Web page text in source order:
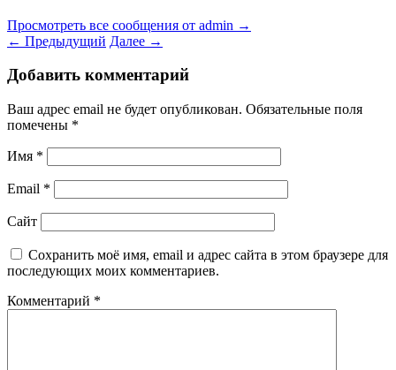
Просмотреть все сообщения от admin →
← Предыдущий Далее →
Добавить комментарий
Ваш адрес email не будет опубликован. Обязательные поля
помечены *
Имя *
Email *
Сайт
Сохранить моё имя, email и адрес сайта в этом браузере для
последующих моих комментариев.
Комментарий *